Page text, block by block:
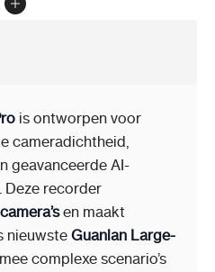
is ontworpen voor
cameradichtheid,
geavanceerde AI-
Deze recorder
en maakt
nieuwsteGuanlan Large-
complexe scenario’s